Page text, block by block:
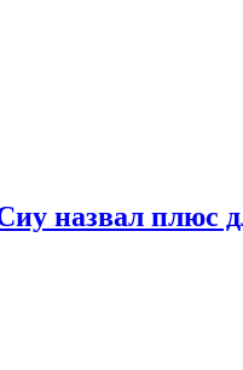
назвал плюс